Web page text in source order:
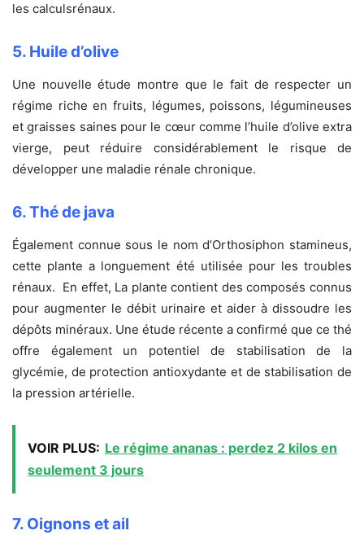
les calculsrénaux.
5. Huile d’olive
Une nouvelle étude montre que le fait de respecter un
régime riche en fruits, légumes, poissons, légumineuses
et graisses saines pour le cœur comme l’huile d’olive extra
vierge, peut réduire considérablement le risque de
développer une maladie rénale chronique.
6. Thé de java
Également connue sous le nom d’Orthosiphon stamineus,
cette plante a longuement été utilisée pour les troubles
rénaux. En effet, La plante contient des composés connus
pour augmenter le débit urinaire et aider à dissoudre les
dépôts minéraux. Une étude récente a confirmé que ce thé
offre également un potentiel de stabilisation de la
glycémie, de protection antioxydante et de stabilisation de
la pression artérielle.
VOIR PLUS: Le régime ananas : perdez 2 kilos en
seulement 3 jours
7. Oignons et ail